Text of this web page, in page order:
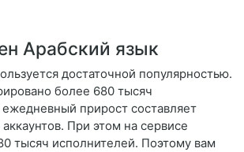
Арабский язык
достаточной популярностью.
более 680 тысяч
ежедневный прирост составляет
При этом на сервисе
тысяч исполнителей. Поэтому вам